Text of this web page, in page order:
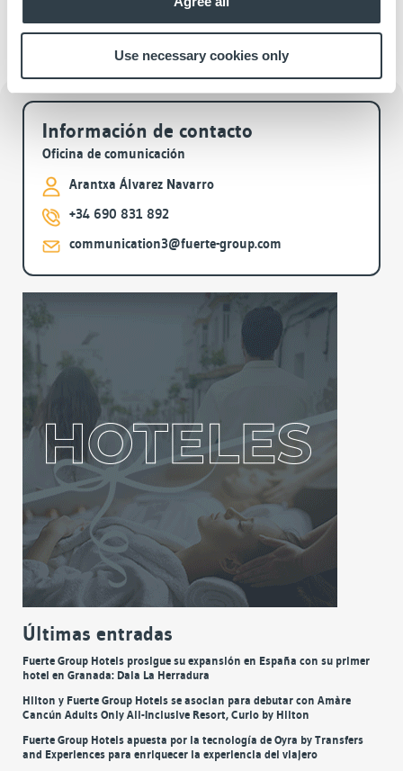
Use necessary cookies only
www.masfamilia.org
Información de contacto
Oficina de comunicación
Arantxa Álvarez Navarro
+34 690 831 892
communication3@fuerte-group.com
Últimas entradas
Fuerte Group Hotels prosigue su expansión en España con su primer
hotel en Granada: Daia La Herradura
Hilton y Fuerte Group Hotels se asocian para debutar con Amàre
Cancún Adults Only All-Inclusive Resort, Curio by Hilton
Fuerte Group Hotels apuesta por la tecnología de Oyra by Transfers
and Experiences para enriquecer la experiencia del viajero
Archivos